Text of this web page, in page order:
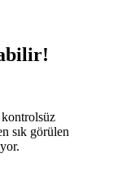
sık görülen